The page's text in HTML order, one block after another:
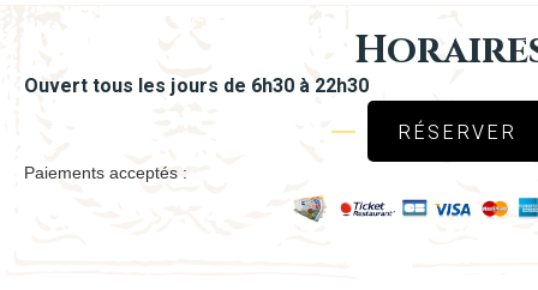
Ouvert tous les jours de 6h30 à 22h30
RÉSERVER
Paiements acceptés :